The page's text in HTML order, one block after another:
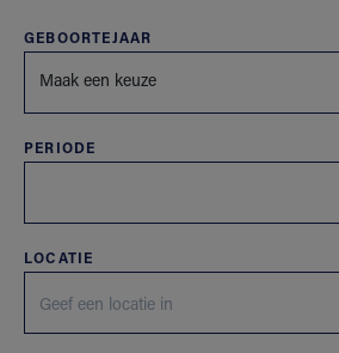
GEBOORTEJAAR
Maak een keuze
PERIODE
LOCATIE